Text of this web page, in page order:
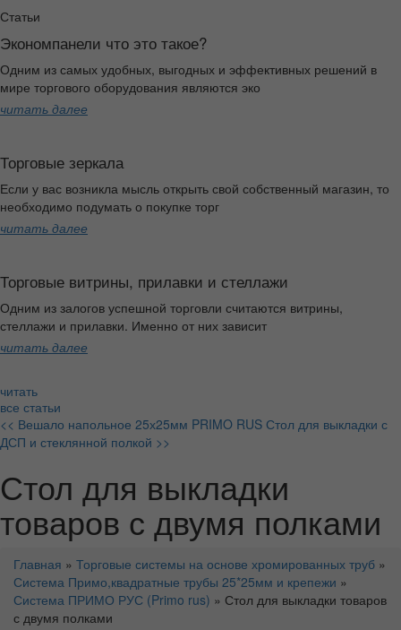
Статьи
Экономпанели что это такое?
Одним из самых удобных, выгодных и эффективных решений в
мире торгового оборудования являются эко
читать далее
Торговые зеркала
Если у вас возникла мысль открыть свой собственный магазин, то
необходимо подумать о покупке торг
читать далее
Торговые витрины, прилавки и стеллажи
Одним из залогов успешной торговли считаются витрины,
стеллажи и прилавки. Именно от них зависит
читать далее
читать
все статьи
<< Вешало напольное 25х25мм PRIMO RUS Стол для выкладки с
ДСП и стеклянной полкой >>
Стол для выкладки
товаров с двумя полками
Главная » Торговые системы на основе хромированных труб »
Система Примо,квадратные трубы 25*25мм и крепежи »
Система ПРИМО РУС (Primo rus) » Стол для выкладки товаров
с двумя полками